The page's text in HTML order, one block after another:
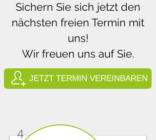
Sichern Sie sich jetzt den
nächsten freien Termin mit
uns!
Wir freuen uns auf Sie.
JETZT TERMIN VEREINBAREN
4